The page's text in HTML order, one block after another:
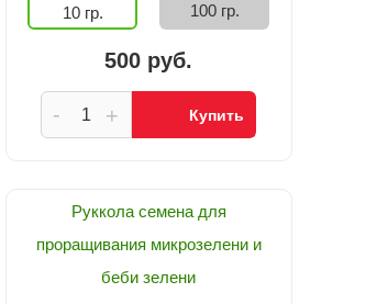
10 гр. 100 гр.
500 руб.
+
- Купить
Руккола семена для
проращивания микрозелени и
беби зелени